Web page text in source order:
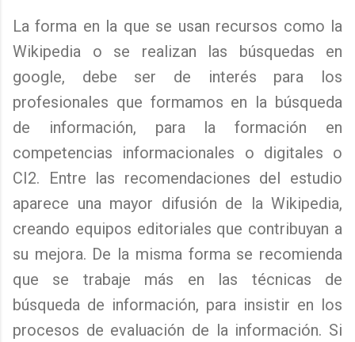
La forma en la que se usan recursos como la
Wikipedia o se realizan las búsquedas en
google, debe ser de interés para los
profesionales que formamos en la búsqueda
de información, para la formación en
competencias informacionales o digitales o
CI2. Entre las recomendaciones del estudio
aparece una mayor difusión de la Wikipedia,
creando equipos editoriales que contribuyan a
su mejora. De la misma forma se recomienda
que se trabaje más en las técnicas de
búsqueda de información, para insistir en los
procesos de evaluación de la información. Si